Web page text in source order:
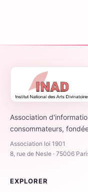
Association
consommateurs,
Association loi 1901
8, rue de Nesle · 75006
EXPLORER